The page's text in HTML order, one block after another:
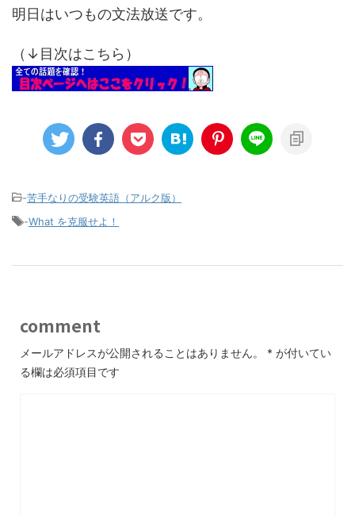
明日はいつもの文法放送です。
（↓目次はこちら）
-苦手なりの受験英語（アルク版）
-What を克服せよ！
comment
メールアドレスが公開されることはありません。 * が付いてい
る欄は必須項目です